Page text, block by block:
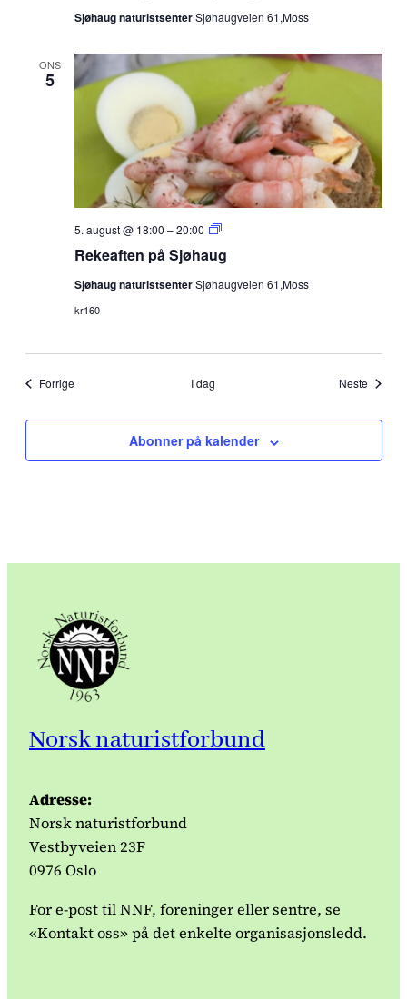
Sjøhaug naturistsenterSjøhaugveien 61,Moss
ONS
5
Rekeaften på Sjøhaug
5. august @ 18:00 –20:00
Rekeaften
Sjøhaug
Sjøhaug naturistsenterSjøhaugveien 61,Moss
kr160
ForrigeArrangementer I dag Neste
Abonner på kalender
Norsk naturistforbund
Adresse:
Norsk naturistforbund
Vestbyveien 23F
0976 Oslo
For e-post til NNF, foreninger eller sentre, se
«Kontakt oss» på det enkelte organisasjonsledd.